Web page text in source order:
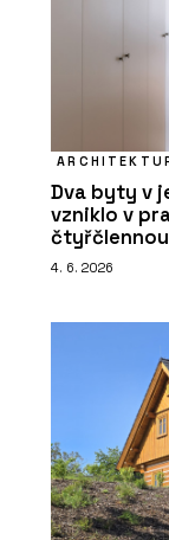
Dva byty v
vzniklo v
4. 6. 2026